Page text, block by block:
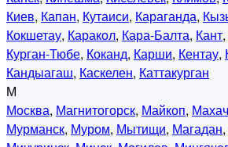
Киев, Капан, Кутаиси, Караганда,
Кокшетау, Каракол, Кара-Балта, Кант,
Курган-Тюбе, Коканд, Карши, Кентау,
Кандыагаш, Каскелен, Каттакурган
М
Москва, Магнитогорск, Майкоп,
Мурманск, Муром, Мытищи, Магадан,